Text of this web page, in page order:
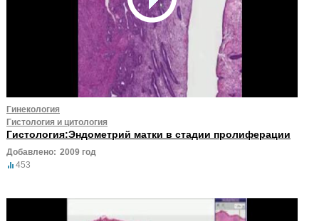
Гинекология
Гистология и цитология
Гистология:Эндометрий матки в стадии пролиферации
Добавлено: 2009 год
453